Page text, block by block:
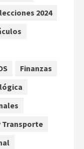
sobre visita a
a
de
el caso
2024
Finanzas
Transporte